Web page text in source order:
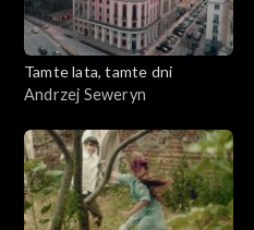
Tamte lata, tamte dni
Andrzej Seweryn